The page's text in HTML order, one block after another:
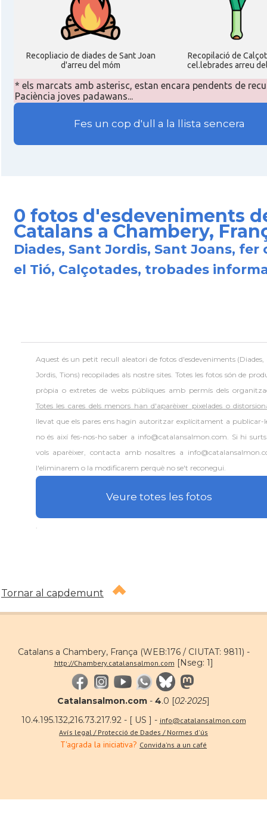
Recopliacio de diades de Sant Joan
d'arreu del móm
Recopilació de
cel.lebrades arreu
* els marcats amb asterisc, estan encara pendents de
Paciència joves padawans...
Fes un cop d'ull a la llista sencera
0 fotos d'esdeveniments
Catalans a Chambery,
Diades, Sant Jordis, Sant Joans, fer
el Tió, Calçotades, trobades
Aquest és un petit recull aleatori de fotos d'esdeveniments (Diades,
Jordis, Tions) recopilades als nostre sites. Totes les fotos són de
pròpia o extretes de webs públiques amb permís dels
Totes les cares dels menors han d'aparèixer pixelades o
llevat que els pares ens hagin autoritzar explícitament a publicar-
no és així fes-nos-ho saber a info@catalansalmon.com. Si hi
vols aparèixer, contacta amb nosaltres a
l'eliminarem o la modificarem perquè no se't reconegui.
Veure totes les fotos
Tornar al capdemunt
Catalans a Chambery, França (WEB:176 / CIUTAT: 9811) -
http://Chambery.catalansalmon.com [Nseg: 1]
Catalansalmon.com - 4.0 [02·2025]
10.4.195.132,216.73.217.92 - [ US ] - info@catalansalmon.com
Avís legal / Protecció de Dades / Normes d'ús
T'agrada la iniciativa? Convida'ns a un café